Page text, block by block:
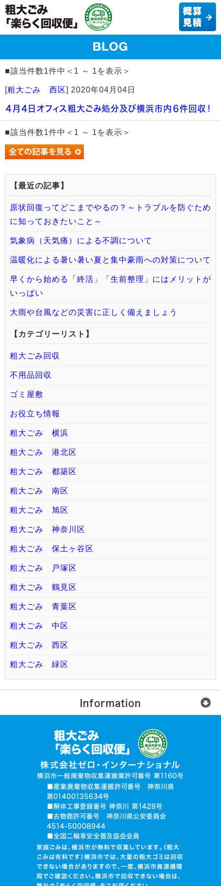
■該当件数1件中＜1 ～ 1を表示＞
[粗大ごみ 西区] 2020年04月04日
４月４日オフィス粗大ごみ処分及び横浜市内６件回収！
■該当件数1件中＜1 ～ 1を表示＞
【最近の記事】
原状回復ってどこまでやるの？～トラブルを防ぐため
に知っておきたいこと～
気象病（天気痛）による不調について
温暖化による暑い暑い夏と集中豪雨への対策について
早くから始める「終活」「生前整理」にはメリットが
いっぱい
大雨や台風などの災害に正しく備えましょう
【カテゴリーリスト】
粗大ごみ回収
不用品回収
ゴミ屋敷
お役立ち情報
粗大ごみ 横浜
粗大ごみ 港北区
粗大ごみ 都築区
粗大ごみ 南区
粗大ごみ 旭区
粗大ごみ 神奈川区
粗大ごみ 保土ヶ谷区
粗大ごみ 戸塚区
粗大ごみ 鶴見区
粗大ごみ 青葉区
粗大ごみ 中区
粗大ごみ 西区
粗大ごみ 緑区
Information
ご利用の流れ
運営会社
無許可業者に注意
お電話でお見積り依頼
品目入力で見積り依頼
写真で見積り依頼